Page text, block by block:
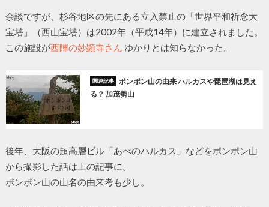
余談ですが、杉谷地区の先にある立入禁止の「世界平和祈念大
宝塔」（西山宝塔）は2002年（平成14年）に建立されました。
この施設が西陣の妙顕寺さん ゆかりとは知らなかった。
ポンポン山の由来 ハルカスや琵琶湖は見え
る？ 加茂勢山
後年、大阪の超高層ビル「あべのハルカス」などをポンポン山
から撮影した話は上の記事に。
ポンポン山の山名の由来考も少し。